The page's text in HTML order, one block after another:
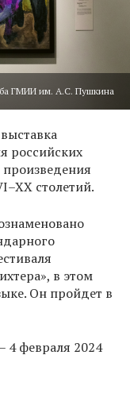
ГМИИ им. А.С. Пушкина
российских
произведения
столетий.
в этом
Он пройдет в
4 февраля 2024